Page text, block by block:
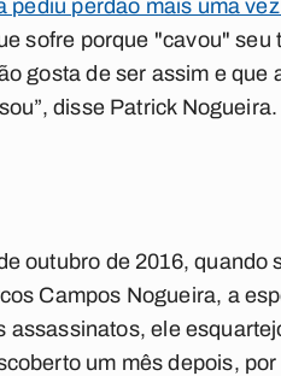
perdão mais uma
sofre porque "cavou"
gosta de ser assim e que
disse Patrick Nogueira.
outubro de 2016, quando
Campos Nogueira, a
assassinatos, ele
um mês depois,